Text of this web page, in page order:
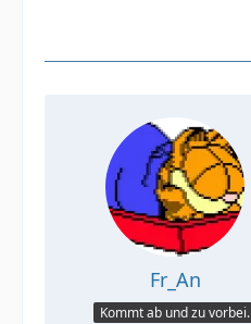
Fr_An
Kommt ab und zu vorbei.